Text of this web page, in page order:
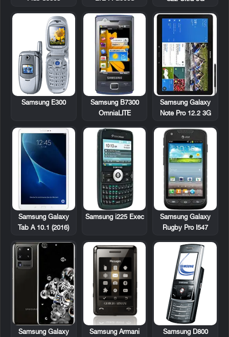
Samsung Galaxy
Note Pro 12.2 3G
Samsung B7300
OmniaLITE
Samsung E300
Samsung Galaxy
Rugby Pro I547
Samsung i225 Exec
Samsung Galaxy
Tab A 10.1 (2016)
Samsung D800
Samsung Armani
Samsung Galaxy